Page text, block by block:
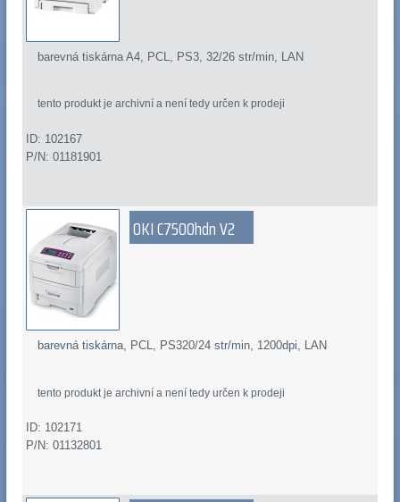
barevná tiskárna A4, PCL, PS3, 32/26 str/min, LAN
tento produkt je archivní a není tedy určen k prodeji
ID: 102167
P/N: 01181901
OKI C7500hdn V2
barevná tiskárna, PCL, PS320/24 str/min, 1200dpi, LAN
tento produkt je archivní a není tedy určen k prodeji
ID: 102171
P/N: 01132801